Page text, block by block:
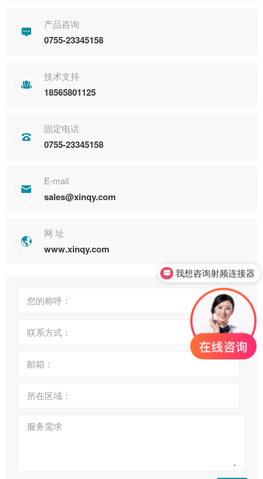

产品咨询
0755-23345158

技术支持
18565801125

固定电话
0755-23345158

E-mail
sales@xinqy.com

网 址
www.xinqy.com
您的称呼：
联系方式：
邮箱：
所在区域：
服务需求
我想咨询射频连接器